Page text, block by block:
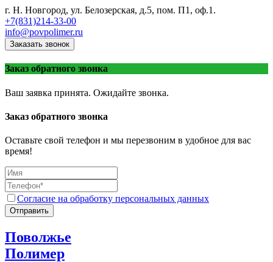
г. Н. Новгород, ул. Белозерская, д.5, пом. П1, оф.1.
+7(831)214-33-00
info@povpolimer.ru
Заказать звонок
Заказ обратного звонка
Ваш заявка принята. Ожидайте звонка.
Заказ обратного звонка
Оставьте свой телефон и мы перезвоним в удобное для вас
время!
Согласие на обработку персональных данных
Отправить
Поволжье
Полимер